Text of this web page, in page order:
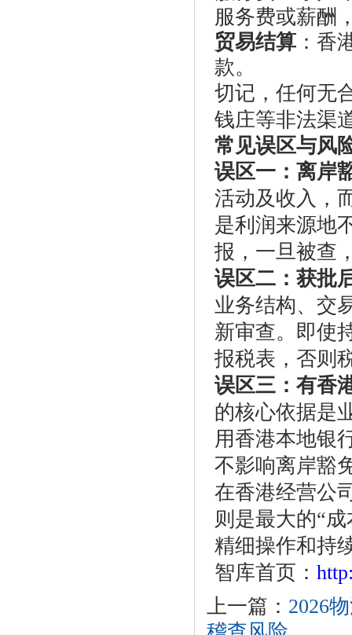
服务费或薪酬
贸易结算 ：香
款。
切记，任何无
钱庄等非法渠
常见误区与风
误区一：离岸
活动及收入，
是利润来源地
报，一旦被查
误区二：获批
业务结构、交
新审查。即使
报税表，否则
误区三：有香
的核心依据是
用香港本地银
不影响离岸豁
在香港经营公
则是最大的“
精细操作和持
智库首页：
上一篇： 2026